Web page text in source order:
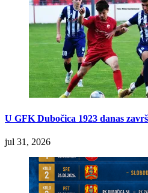
U GFK Dubočica 1923 danas
jul 31, 2026